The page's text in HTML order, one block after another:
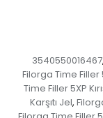
3540550016467,
Filorga Time Filler
Time Filler 5XP
Karşıtı Jel,